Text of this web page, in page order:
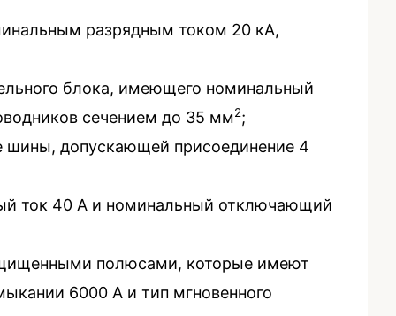
разрядным током 20 кА,
блока, имеющего номинальный
сечением до 35 мм2;
шины, допускающей присоединение 4
ток 40 А и номинальный отключающий
полюсами, которые имеют
6000 А и тип мгновенного